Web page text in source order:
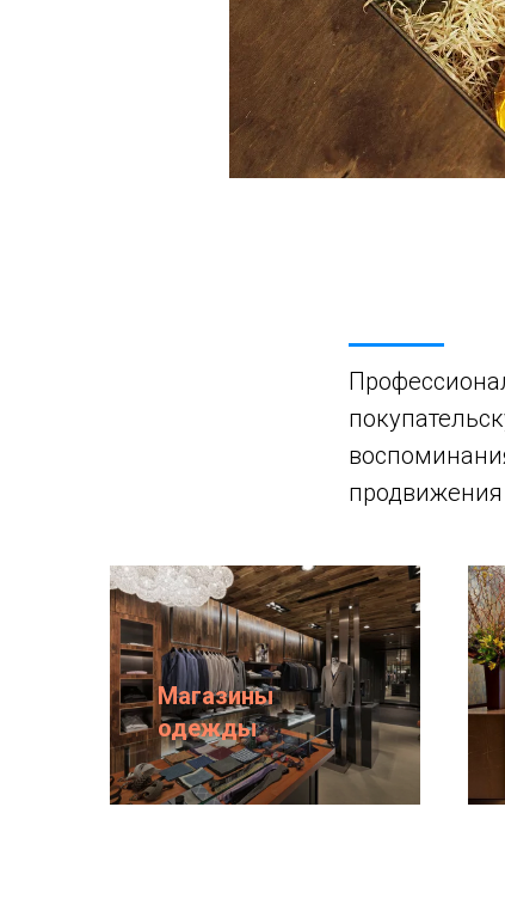
Магазины
одежды